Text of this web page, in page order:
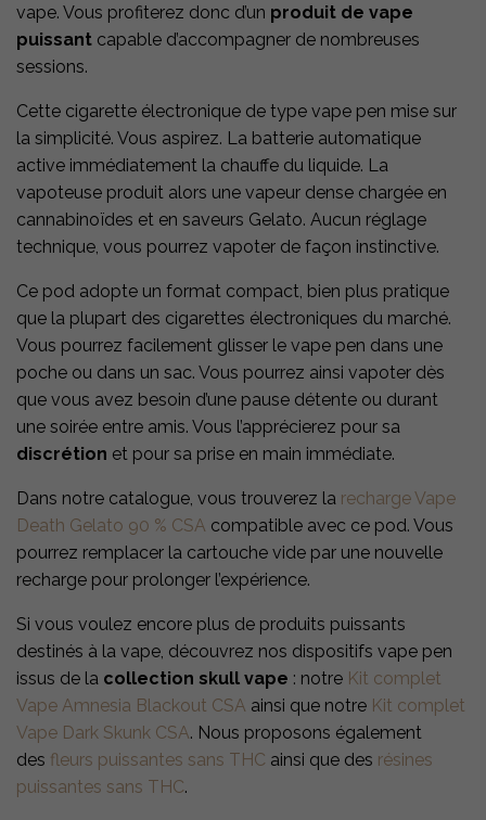
vape. Vous profiterez donc d’un produit de vape
puissant capable d’accompagner de nombreuses
sessions.
Cette cigarette électronique de type vape pen mise sur
la simplicité. Vous aspirez. La batterie automatique
active immédiatement la chauffe du liquide. La
vapoteuse produit alors une vapeur dense chargée en
cannabinoïdes et en saveurs Gelato. Aucun réglage
technique, vous pourrez vapoter de façon instinctive.
Ce pod adopte un format compact, bien plus pratique
que la plupart des cigarettes électroniques du marché.
Vous pourrez facilement glisser le vape pen dans une
poche ou dans un sac. Vous pourrez ainsi vapoter dès
que vous avez besoin d’une pause détente ou durant
une soirée entre amis. Vous l’apprécierez pour sa
discrétion et pour sa prise en main immédiate.
Dans notre catalogue, vous trouverez la recharge Vape
Death Gelato 90 % CSA compatible avec ce pod. Vous
pourrez remplacer la cartouche vide par une nouvelle
recharge pour prolonger l’expérience.
Si vous voulez encore plus de produits puissants
destinés à la vape, découvrez nos dispositifs vape pen
issus de la collection skull vape : notre Kit complet
Vape Amnesia Blackout CSA ainsi que notre Kit complet
Vape Dark Skunk CSA. Nous proposons également
des fleurs puissantes sans THC ainsi que des résines
puissantes sans THC.